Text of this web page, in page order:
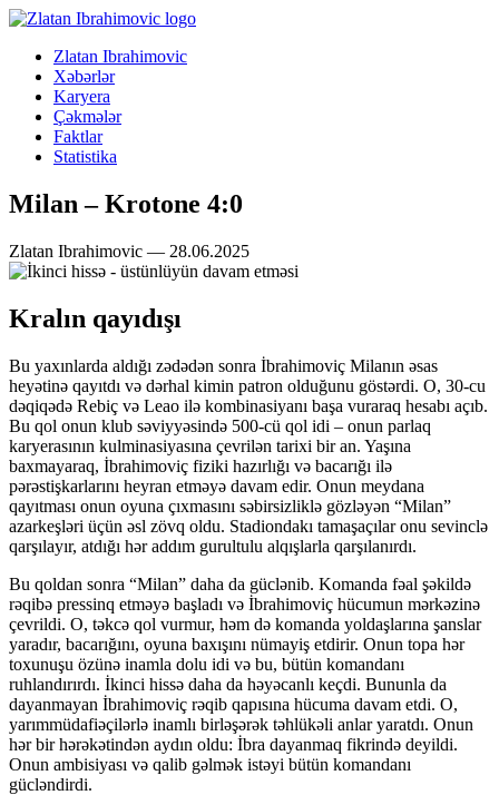
Zlatan Ibrahimovic
Xəbərlər
Karyera
Çəkmələr
Faktlar
Statistika
Milan – Krotone 4:0
Zlatan Ibrahimovic — 28.06.2025
Kralın qayıdışı
Bu yaxınlarda aldığı zədədən sonra İbrahimoviç Milanın əsas
heyətinə qayıtdı və dərhal kimin patron olduğunu göstərdi. O, 30-cu
dəqiqədə Rebiç və Leao ilə kombinasiyanı başa vuraraq hesabı açıb.
Bu qol onun klub səviyyəsində 500-cü qol idi – onun parlaq
karyerasının kulminasiyasına çevrilən tarixi bir an. Yaşına
baxmayaraq, İbrahimoviç fiziki hazırlığı və bacarığı ilə
pərəstişkarlarını heyran etməyə davam edir. Onun meydana
qayıtması onun oyuna çıxmasını səbirsizliklə gözləyən “Milan”
azarkeşləri üçün əsl zövq oldu. Stadiondakı tamaşaçılar onu sevinclə
qarşılayır, atdığı hər addım gurultulu alqışlarla qarşılanırdı.
Bu qoldan sonra “Milan” daha da güclənib. Komanda fəal şəkildə
rəqibə pressinq etməyə başladı və İbrahimoviç hücumun mərkəzinə
çevrildi. O, təkcə qol vurmur, həm də komanda yoldaşlarına şanslar
yaradır, bacarığını, oyuna baxışını nümayiş etdirir. Onun topa hər
toxunuşu özünə inamla dolu idi və bu, bütün komandanı
ruhlandırırdı. İkinci hissə daha da həyəcanlı keçdi. Bununla da
dayanmayan İbrahimoviç rəqib qapısına hücuma davam etdi. O,
yarımmüdafiəçilərlə inamlı birləşərək təhlükəli anlar yaratdı. Onun
hər bir hərəkətindən aydın oldu: İbra dayanmaq fikrində deyildi.
Onun ambisiyası və qalib gəlmək istəyi bütün komandanı
gücləndirdi.